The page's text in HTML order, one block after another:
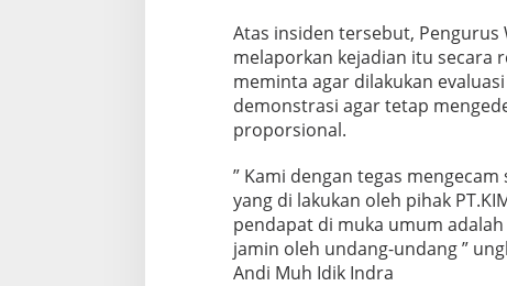
Atas insiden tersebut, Pengurus
melaporkan kejadian itu secara
meminta agar dilakukan
demonstrasi agar tetap
proporsional.
” Kami dengan tegas
yang di lakukan oleh pihak
pendapat di muka umum
jamin oleh undang-undang ”
Andi Muh Idik Indra